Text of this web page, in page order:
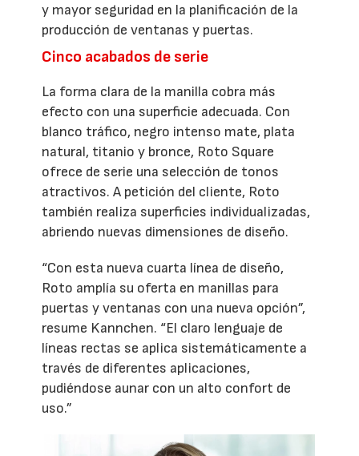
y mayor seguridad en la planificación de la
producción de ventanas y puertas.
Cinco acabados de serie
La forma clara de la manilla cobra más
efecto con una superficie adecuada. Con
blanco tráfico, negro intenso mate, plata
natural, titanio y bronce, Roto Square
ofrece de serie una selección de tonos
atractivos. A petición del cliente, Roto
también realiza superficies individualizadas,
abriendo nuevas dimensiones de diseño.
“Con esta nueva cuarta línea de diseño,
Roto amplía su oferta en manillas para
puertas y ventanas con una nueva opción”,
resume Kannchen. “El claro lenguaje de
líneas rectas se aplica sistemáticamente a
través de diferentes aplicaciones,
pudiéndose aunar con un alto confort de
uso.”